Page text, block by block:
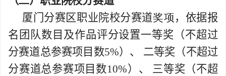
厦门分赛区职业院校分赛道奖项，依据报
名团队数目及作品评分设置一等奖（不超过
分赛道总参赛项目数5%）、 二等奖（不超过
分赛道总参赛项目数10%）、 三等奖（不超